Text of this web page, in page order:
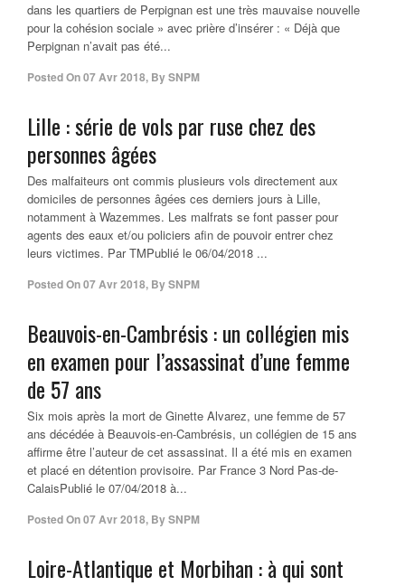
dans les quartiers de Perpignan est une très mauvaise nouvelle
pour la cohésion sociale » avec prière d’insérer : « Déjà que
Perpignan n’avait pas été...
Posted On07 Avr 2018, BySNPM
Lille : série de vols par ruse chez des
personnes âgées
Des malfaiteurs ont commis plusieurs vols directement aux
domiciles de personnes âgées ces derniers jours à Lille,
notamment à Wazemmes. Les malfrats se font passer pour
agents des eaux et/ou policiers afin de pouvoir entrer chez
leurs victimes. Par TMPublié le 06/04/2018 ...
Posted On07 Avr 2018, BySNPM
Beauvois-en-Cambrésis : un collégien mis
en examen pour l’assassinat d’une femme
de 57 ans
Six mois après la mort de Ginette Alvarez, une femme de 57
ans décédée à Beauvois-en-Cambrésis, un collégien de 15 ans
affirme être l’auteur de cet assassinat. Il a été mis en examen
et placé en détention provisoire. Par France 3 Nord Pas-de-
CalaisPublié le 07/04/2018 à...
Posted On07 Avr 2018, BySNPM
Loire-Atlantique et Morbihan : à qui sont